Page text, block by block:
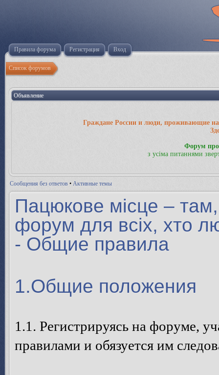
Правила форума Регистрация Вход
Список форумов
Объявление
Граждане России и люди, проживающие на
Форум
з усіма питаннями
Сообщения без ответов • Активные темы
Пацюкове місце –
форум для всіх, хто
- Общие правила
1.Общие положения
1.1. Регистрируясь на форуме,
правилами и обязуется им